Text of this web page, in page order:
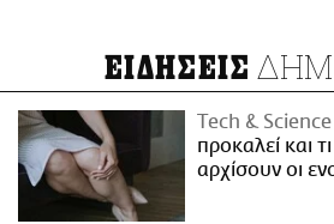
ΕΙΔΗΣΕΙΣ
Τech & Science
προκαλεί και
αρχίσουν οι